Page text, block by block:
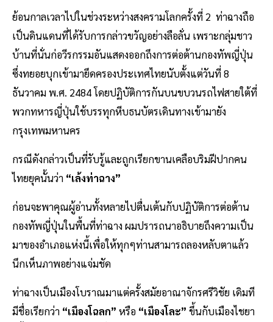
ย้อนกาลเวลาไปในช่วงระหว่างสงครามโลกครั้งที่ 2 ท่าฉางถือ
เป็นดินแดนที่ได้รับการกล่าวขวัญอย่างลือลั่น เพราะกลุ่มชาว
บ้านที่นั่นก่อวีรกรรมอันแสดงออกถึงการต่อต้านกองทัพญี่ปุ่น
ซึ่งทยอยบุกเข้ามายึดครองประเทศไทยนับตั้งแต่วันที่ 8
ธันวาคม พ.ศ. 2484 โดยปฏิบัติการกันบนขบวนรถไฟสายใต้ที่
พวกทหารญี่ปุ่นใช้บรรทุกหีบธนบัตรเดินทางเข้ามายัง
กรุงเทพมหานคร
กรณีดังกล่าวเป็นที่รับรู้และถูกเรียกขานเคลือบริมฝีปากคน
ไทยยุคนั้นว่า “เล้งท่าฉาง”
ก่อนจะพาคุณผู้อ่านทั้งหลายไปตื่นเต้นกับปฏิบัติการต่อต้าน
กองทัพญี่ปุ่นในพื้นที่ท่าฉาง ผมปรารถนาอธิบายถึงความเป็น
มาของอำเภอแห่งนี้เพื่อให้ทุกๆท่านสามารถลองหลับตาแล้ว
นึกเห็นภาพอย่างแจ่มชัด
ท่าฉางเป็นเมืองโบราณมาแต่ครั้งสมัยอาณาจักรศรีวิชัย เดิมที
มีชื่อเรียกว่า “เมืองโฉลก” หรือ “เมืองโละ” ขึ้นกับเมืองไชยา